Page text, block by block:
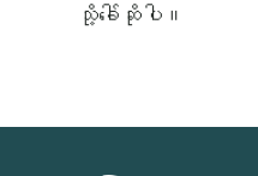
သို့ခေါ်ဆိုပါ။